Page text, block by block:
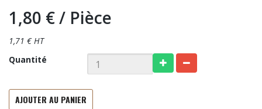
1,80 €/ Pièce
1,71 € HT
Quantité
AJOUTER AU PANIER